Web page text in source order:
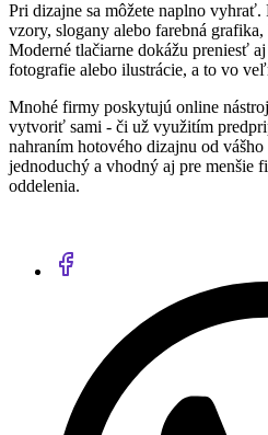
Pri dizajne sa môžete naplno
vzory, slogany alebo farebná
Moderné tlačiarne dokážu preniesť
fotografie alebo ilustrácie, a to vo
Mnohé firmy poskytujú online
vytvoriť sami - či už využitím
nahraním hotového dizajnu od
jednoduchý a vhodný aj pre menšie
oddelenia.